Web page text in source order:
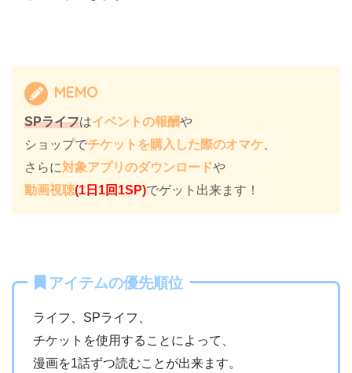
MEMO
SPライフはイベントの報酬や
ショップでチケットを購入した際のオマケ
さらに対象アプリのダウンロードや
動画視聴(1日1回1SP)でゲット出来ます！
アイテムの優先順位
ライフ、SPライフ、
チケットを使用することによって、
漫画を1話ずつ読むことが出来ます。